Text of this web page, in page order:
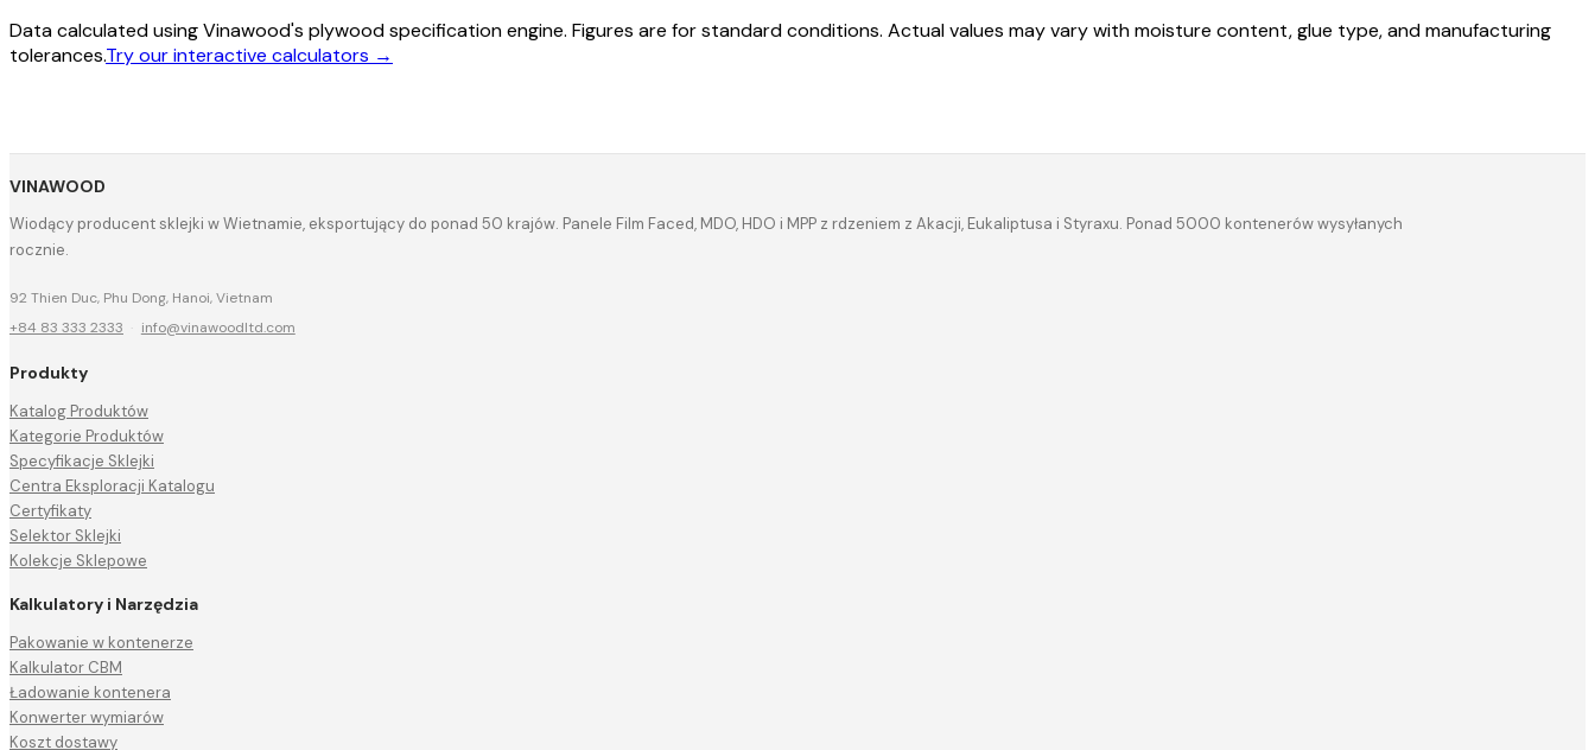
Data calculated using Vinawood's plywood specification engine. Figures are for standard conditions. Actual values may vary with moisture content, glue type, and manufacturing
tolerances.Try our interactive calculators →
VINAWOOD
Wiodący producent sklejki w Wietnamie, eksportujący do ponad 50 krajów. Panele Film Faced, MDO, HDO i MPP z rdzeniem z Akacji, Eukaliptusa i Styraxu. Ponad 5000 kontenerów wysyłanych
rocznie.
92 Thien Duc, Phu Dong, Hanoi, Vietnam
+84 83 333 2333 · info@vinawoodltd.com
Produkty
Katalog Produktów
Kategorie Produktów
Specyfikacje Sklejki
Centra Eksploracji Katalogu
Certyfikaty
Selektor Sklejki
Kolekcje Sklepowe
Kalkulatory i Narzędzia
Pakowanie w kontenerze
Kalkulator CBM
Ładowanie kontenera
Konwerter wymiarów
Koszt dostawy